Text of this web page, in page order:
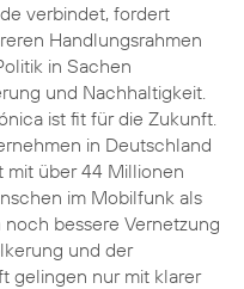
verbindet, fordert
Handlungsrahmen
in Sachen
und Nachhaltigkeit.
ist fit für die Zukunft.
in Deutschland
mit über 44 Millionen
im Mobilfunk als
noch bessere Vernetzung
und der
gelingen nur mit klarer